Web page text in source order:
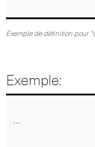
Exemple de définition pour
Exemple: